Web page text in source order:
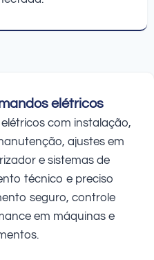
elétricos
com instalação,
ajustes em
e sistemas de
técnico e preciso
seguro, controle
em máquinas e